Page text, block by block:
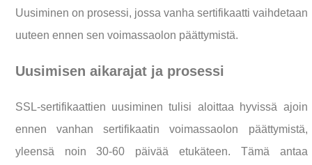
Uusiminen on prosessi, jossa vanha sertifikaatti vaihdetaan
uuteen ennen sen voimassaolon päättymistä.
Uusimisen aikarajat ja prosessi
SSL-sertifikaattien uusiminen tulisi aloittaa hyvissä ajoin
ennen vanhan sertifikaatin voimassaolon päättymistä,
yleensä noin 30-60 päivää etukäteen. Tämä antaa